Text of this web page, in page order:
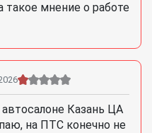
мнение о работе
Казань ЦА
на ПТС конечно не